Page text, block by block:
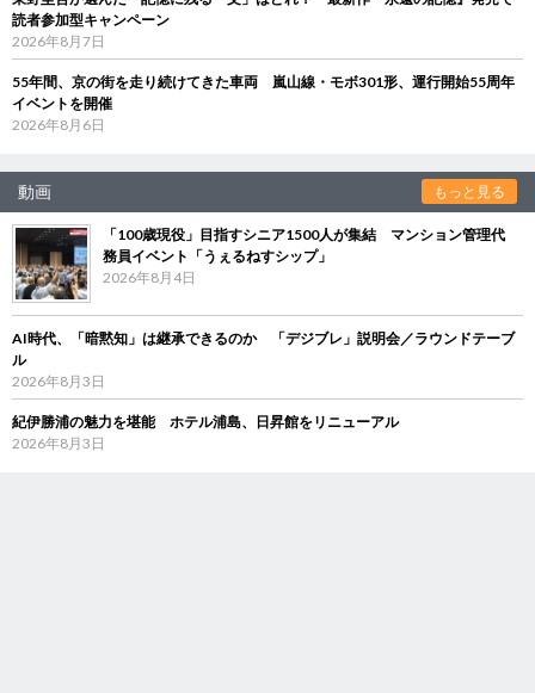
読者参加型キャンペーン
2026年8月7日
55年間、京の街を走り続けてきた車両 嵐山線・モボ301形、運行開始55周年
イベントを開催
2026年8月6日
動画 もっと見る
「100歳現役」目指すシニア1500人が集結 マンション管理代
務員イベント「うぇるねすシップ」
2026年8月4日
AI時代、「暗黙知」は継承できるのか 「デジブレ」説明会／ラウンドテーブ
ル
2026年8月3日
紀伊勝浦の魅力を堪能 ホテル浦島、日昇館をリニューアル
2026年8月3日